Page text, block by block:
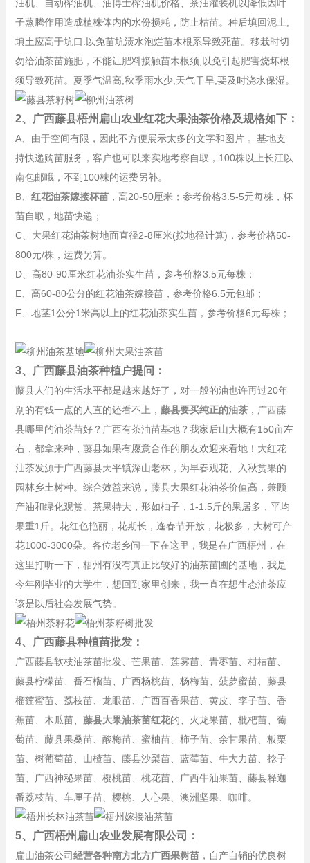
油机、自动榨油机、油博士榨油机价格、茶油灌装机以降低因叶
子蒸腾作用造成植株体内的水份损耗，防止枯苗。种后填回泥土,
填土应高于坑口.以免苗坑渍水泡烂苗木根系导致死苗。移栽时切
勿给油茶苗施肥，不能让肥料接触苗木根须,以免引起肥害烧坏根
须导致死苗。夏季气温高,秋季雨水少,天气干旱,要及时浇水保湿。
2、广西藤县梧州扁山农业红花大果油茶价格及规格如下：
A、由于空间有限，因此不方便展示太多的文字和图片 。基地支
持快递购苗服务，客户也可以来实地考察自取，100株以上长江以
南包邮哦，不到100株的运费另补。
B、 红花油茶嫁接杯苗，高20-50厘米；参考价格3.5-5元每株，杯
苗自取，地苗快递；
C、大果红花油茶树地面直径2-8厘米(按地径计算)，参考价格50-
800元/株，运费另算。
D、高80-90厘米红花油茶实生苗，参考价格3.5元每株；
E、高60-80公分的红花油茶嫁接苗，参考价格6.5元包邮；
F、地茎1公分1米高以上的红花油茶实生苗，参考价格6元每株；
3、广西藤县油茶种植户提问：
藤县人们的生活水平都是越来越好了，对一般的油也许再过20年
别的有钱一点的人直的还看不上， 藤县要买纯正的油茶，广西藤
县哪里的油茶苗好？广西有茶油苗基地？我家后山大概有150亩左
右，都拿来种，藤县如果有愿意合作的朋友欢迎来看地！大红花
油茶发源于广西藤县天平镇深山老林，为早春观花、入秋赏果的
园林乡土树种。综合效益来说，藤县大果红花油茶价值高，兼顾
产油和绿化观赏。茶果特大，形如柚子，1-1.5斤的果居多，平均
果重1斤。花红色艳丽，花期长，逢春节开放，花极多，大树可产
花1000-3000朵。各位老乡问一下在这里，我是在广西梧州，在
这里打听一下，梧州有没有真正比较好的油茶苗圃的基地，我是
今年刚毕业的大学生，想回到家里创来，我一直在想生态油茶应
该是以后社会发展气势。
4、广西藤县种植苗批发：
广西藤县软枝油茶苗批发、芒果苗、莲雾苗、青枣苗、柑桔苗、
藤县柠檬苗、番石榴苗、广西杨桃苗、杨梅苗、菠萝蜜苗、藤县
榴莲蜜苗、荔枝苗、龙眼苗、广西百香果苗、黄皮、李子苗、香
蕉苗、木瓜苗、 藤县大果油茶苗红花的、火龙果苗、枇杷苗、葡
萄苗、藤县果桑苗、酸梅苗、蜜柚苗、柿子苗、余甘果苗、板栗
苗、树葡萄苗、山楂苗、藤县沙梨苗、蓝莓苗、牛大力苗、捻子
苗、广西神秘果苗、樱桃苗、桃花苗、广西牛油果苗、藤县释迦
番荔枝苗、车厘子苗、樱桃、人心果、澳洲坚果、咖啡。
5、广西梧州扁山农业发展有限公司：
扁山油茶公司经营各种南方北方广西果树苗，自产自销的优良树